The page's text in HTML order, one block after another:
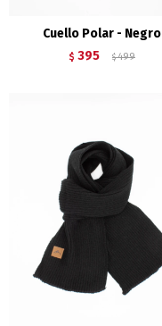
Cuello Polar - Negro
$ 395 $ 499